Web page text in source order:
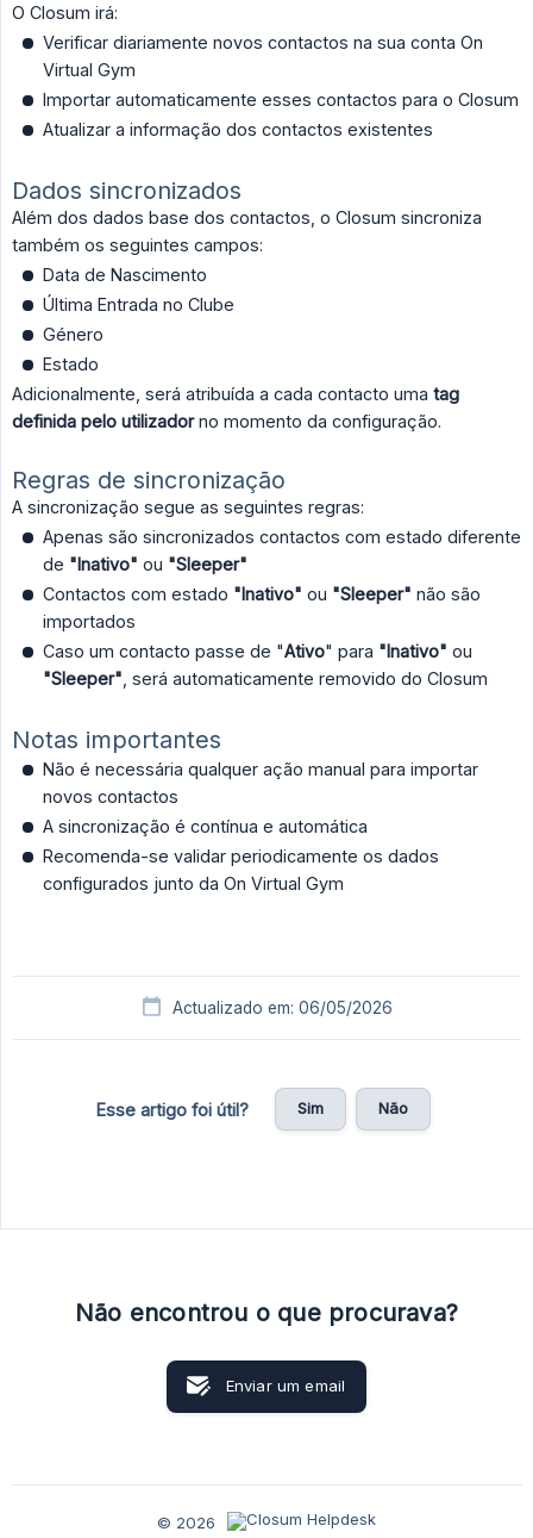
O Closum irá:
Verificar diariamente novos contactos na sua conta On
Virtual Gym
Importar automaticamente esses contactos para o Closum
Atualizar a informação dos contactos existentes
Dados sincronizados
Além dos dados base dos contactos, o Closum sincroniza
também os seguintes campos:
Data de Nascimento
Última Entrada no Clube
Género
Estado
Adicionalmente, será atribuída a cada contacto uma tag
definida pelo utilizadorno momento da configuração.
Regras de sincronização
A sincronização segue as seguintes regras:
Apenas são sincronizados contactos com estado diferente
de "Inativo" ou "Sleeper"
Contactos com estado "Inativo" ou "Sleeper" não são
importados
Caso um contacto passe de "Ativo" para "Inativo" ou
"Sleeper" , será automaticamente removido do Closum
Notas importantes
Não é necessária qualquer ação manual para importar
novos contactos
A sincronização é contínua e automática
Recomenda-se validar periodicamente os dados
configurados junto da On Virtual Gym
Actualizado em: 06/05/2026
Esse artigo foi útil? Sim Não
Não encontrou o que procurava?
Enviar um email
© 2026